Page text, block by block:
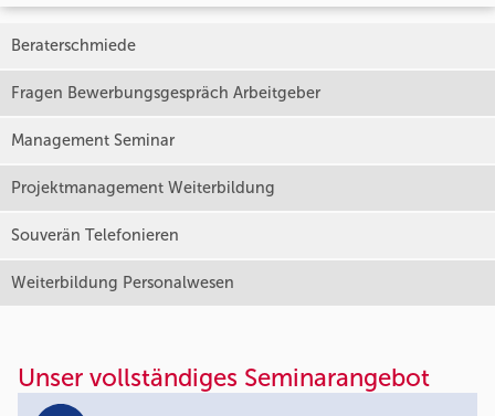
Beraterschmiede
Fragen Bewerbungsgespräch Arbeitgeber
Management Seminar
Projektmanagement Weiterbildung
Souverän Telefonieren
Weiterbildung Personalwesen
Unser vollständiges Seminarangebot